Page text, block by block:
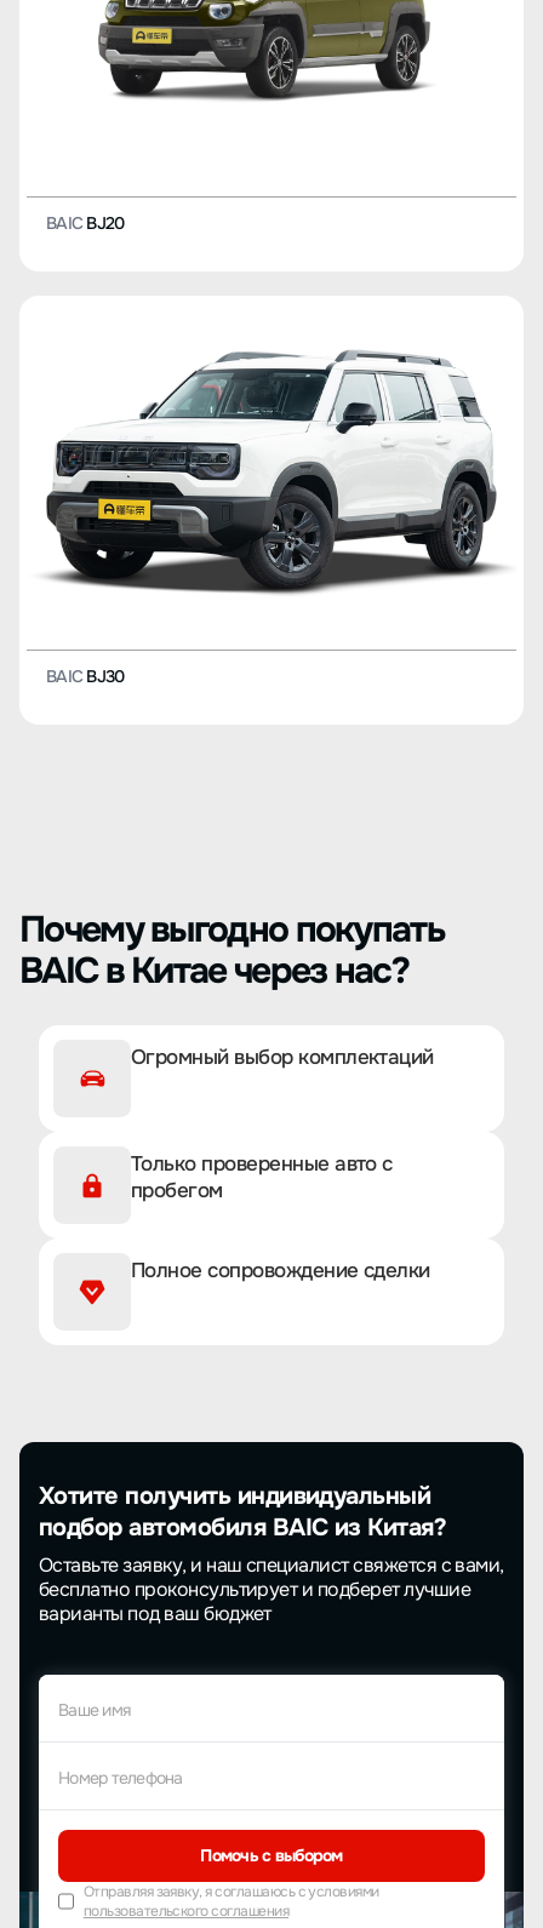
BAICBJ20
BAICBJ30
Почему выгодно покупать
BAIC в Китае через нас?
Огромный выбор комплектаций
Только проверенные авто с
пробегом
Полное сопровождение сделки
Хотите получить индивидуальный
подбор автомобиля BAIC из Китая?
Оставьте заявку, и наш специалист свяжется с вами,
бесплатно проконсультирует и подберет лучшие
варианты под ваш бюджет
Ваше имя
Номер телефона
Помочь с выбором
Отправляя заявку, я соглашаюсь с условиями
пользовательского соглашения